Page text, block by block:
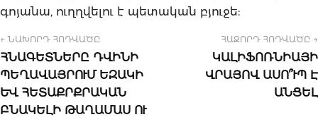
գոյանա, ուղղվելու է պետական բյուջե:
← ՆԱԽՈՐԴ ՀՈԴՎԱԾԸ
ՀՆԱԳԵՏՆԵՐԸ ԴՎԻՆԻ
ՊԵՂԱՎԱՅՐՈՒՄ ԵԶԱԿԻ
ԵՎ ՀԵՏԱՔՐՔՐԱԿԱՆ
ԲՆԱԿԵԼԻ ԹԱՂԱՄԱՍ ՈՒ
ՀԱՋՈՐԴ ՀՈԴՎԱԾԸ →
ԿԱԼԻՖՈՌՆԻԱՅԻ
ՎՐԱՅՈՎ ԱՍՈ՞ՒՊ Է
ԱՆՑԵԼ